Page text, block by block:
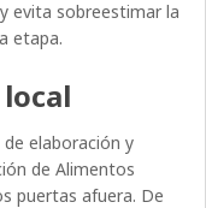
evita sobreestimar la
etapa.
elaboración y
de Alimentos
puertas afuera. De